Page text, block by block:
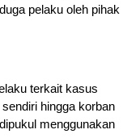
pelaku oleh pihak
terkait kasus
hingga korban
menggunakan